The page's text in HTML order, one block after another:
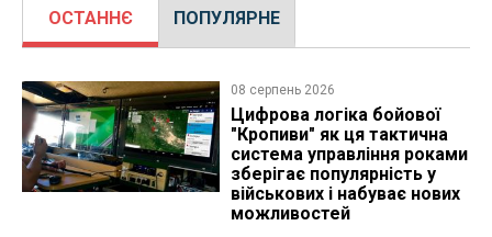
ОСТАННЄ ПОПУЛЯРНЕ
08 серпень 2026
Цифрова логіка бойової
"Кропиви" як ця тактична
система управління роками
зберігає популярність у
військових і набуває нових
можливостей